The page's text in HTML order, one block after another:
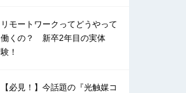
リモートワークってどうやって
働くの？ 新卒2年目の実体
験！
【必見！】今話題の『光触媒コ